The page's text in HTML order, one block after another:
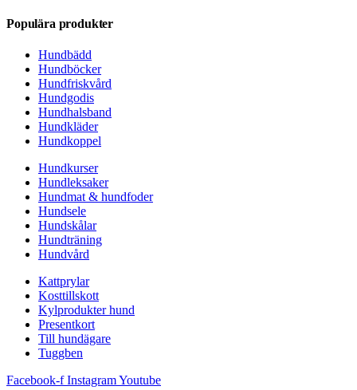
Populära produkter
Hundbädd
Hundböcker
Hundfriskvård
Hundgodis
Hundhalsband
Hundkläder
Hundkoppel
Hundkurser
Hundleksaker
Hundmat & hundfoder
Hundsele
Hundskålar
Hundträning
Hundvård
Kattprylar
Kosttillskott
Kylprodukter hund
Presentkort
Till hundägare
Tuggben
Facebook-f InstagramYoutube